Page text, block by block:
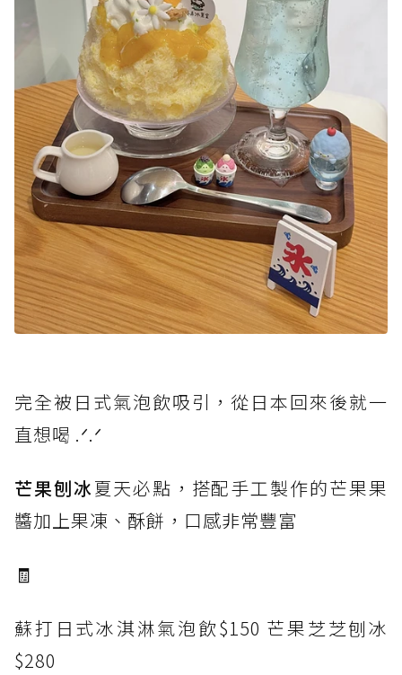
完全被日式氣泡飲吸引，從日本回來後就一
直想喝 .ᐟ‪.ᐟ
芒果刨冰夏天必點，搭配手工製作的芒果果
醬加上果凍、酥餅，口感非常豐富
🧾
蘇打日式冰淇淋氣泡飲$150 芒果芝芝刨冰
$280